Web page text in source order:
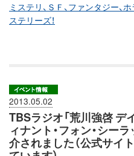
ミステリ、ＳＦ、ファンタジー
ステリーズ！
2013.05.02
TBSラジオ「荒川強啓 デ
ィナント・フォン・シー
介されました（公式サイ